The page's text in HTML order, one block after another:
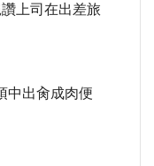
上司在出差旅
中出肏成肉便